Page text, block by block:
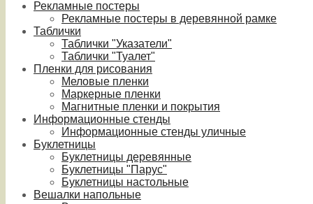
Рекламные постеры
Рекламные постеры в деревянной рамке
Таблички
Таблички "Указатели"
Таблички "Туалет"
Пленки для рисования
Меловые пленки
Маркерные пленки
Магнитные пленки и покрытия
Информационные стенды
Информационные стенды уличные
Буклетницы
Буклетницы деревянные
Буклетницы "Парус"
Буклетницы настольные
Вешалки напольные